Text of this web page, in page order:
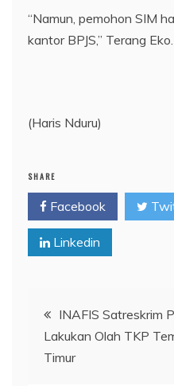
“Namun, pemohon SIM
kantor BPJS,” Terang Eko.
(Haris Nduru)
SHARE
Facebook
Linkedin
Navigasi
pos
INAFIS Satreskrim
Lakukan Olah TKP
Timur